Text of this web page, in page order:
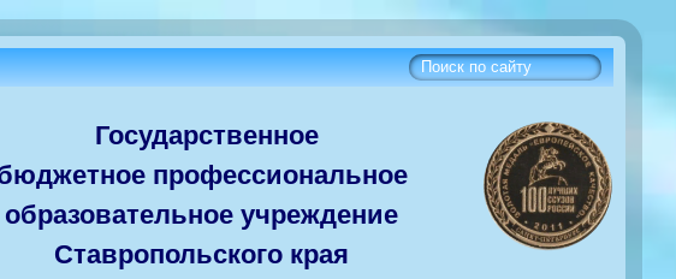
Государственное
профессиональное
образовательное учреждение
Ставропольского края